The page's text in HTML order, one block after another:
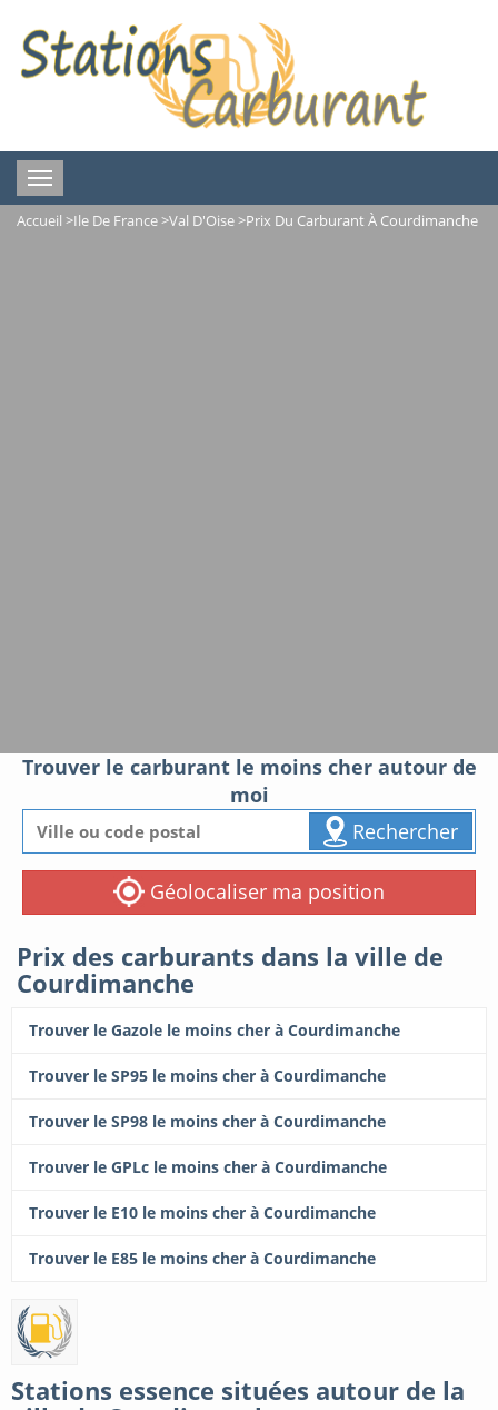
Toggle
navigation
Accueil >Ile De France>Val D'Oise>Prix Du Carburant À Courdimanche
Trouver le carburant le moins cher autour de
moi
Rechercher
Géolocaliser ma position
Prix des carburants dans la ville de
Courdimanche
Trouver le Gazole le moins cher à Courdimanche
Trouver le SP95 le moins cher à Courdimanche
Trouver le SP98 le moins cher à Courdimanche
Trouver le GPLc le moins cher à Courdimanche
Trouver le E10 le moins cher à Courdimanche
Trouver le E85 le moins cher à Courdimanche
Stations essence situées autour de la